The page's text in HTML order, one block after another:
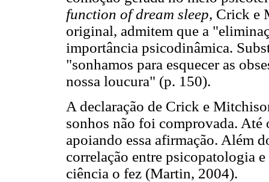
function of dream sleep, Crick e
original, admitem que a
importância psicodinâmica.
"sonhamos para esquecer as
nossa loucura" (p. 150).
A declaração de Crick e
sonhos não foi comprovada. Até
apoiando essa afirmação. Além
correlação entre psicopatologia
ciência o fez (Martin, 2004).